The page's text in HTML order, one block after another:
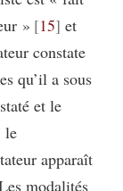
» 15 et
constate
qu’il a sous
et le
le
apparaît
modalités